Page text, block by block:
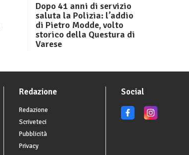
Dopo 41 anni di servizio
saluta la Polizia: l’addio
di Pietro Modde, volto
storico della Questura di
Varese
Redazione
Redazione
Scriveteci
Pubblicità
Privacy
Social